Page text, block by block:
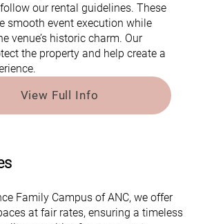
our rental guidelines. These
smooth event execution while
venue’s historic charm. Our
the property and help create a
View Full Info
Family Campus of ANC, we offer
at fair rates, ensuring a timeless